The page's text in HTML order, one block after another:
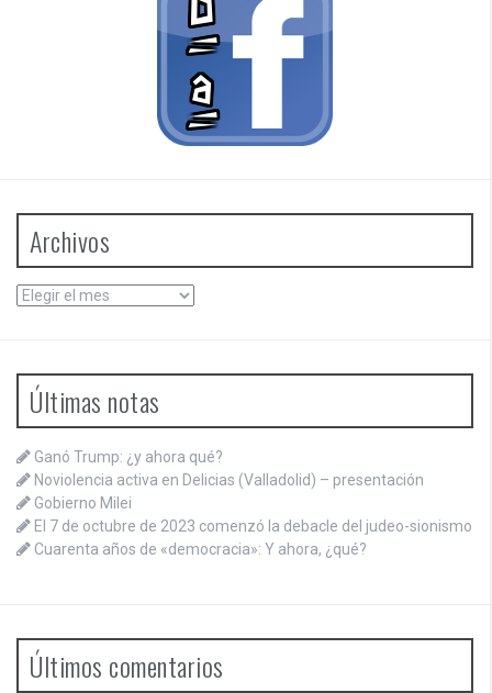
Archivos
Archivos
Últimas notas
Ganó Trump: ¿y ahora qué?
Noviolencia activa en Delicias (Valladolid) – presentación
Gobierno Milei
El 7 de octubre de 2023 comenzó la debacle del judeo-sionismo
Cuarenta años de «democracia»: Y ahora, ¿qué?
Últimos comentarios